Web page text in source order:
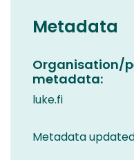
Metadata
Organisation/
metadata:
luke.fi
Metadata